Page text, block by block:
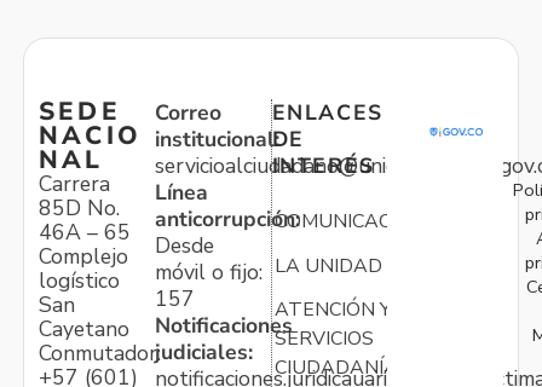
SEDE
NACIO
NAL
Carrera
85D No.
46A – 65
Complejo
logístico
San
Cayetano
Conmutador:
+57 (601)
Correo
institucional:
Línea
anticorrupción:
Desde
móvil o fijo:
157
Notificaciones
judiciales:
ENLACES
DE
INTERÉS
COMUNICACIONES
LA UNIDAD
ATENCIÓN Y
SERVICIOS
CIUDADANÍA